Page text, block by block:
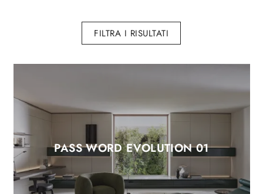
FILTRA I RISULTATI
PASS WORD EVOLUTION 01